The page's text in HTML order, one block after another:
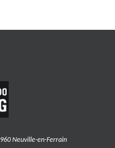
Neuville-en-Ferrain